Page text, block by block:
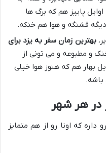
پاییز هم که برگ ها
قشنگه و هوا هم خنکه.
بهترین زمان سفر به یزد برای
و مطبوعه و می تونی از
بهار هم که هنوز هوا خیلی
باشه.
که اونا رو از هم متمایز